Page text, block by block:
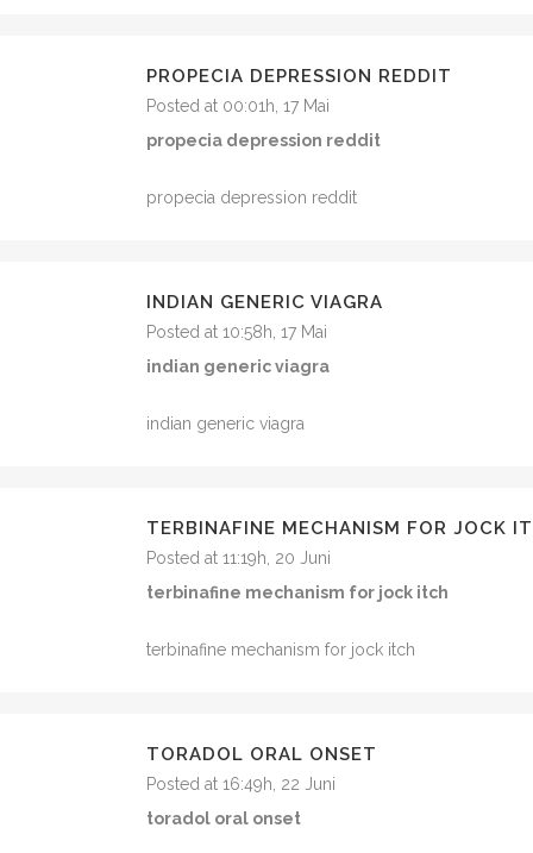
PROPECIA DEPRESSION REDDIT
Posted at 00:01h, 17 Mai
propecia depression reddit
propecia depression reddit
INDIAN GENERIC VIAGRA
Posted at 10:58h, 17 Mai
indian generic viagra
indian generic viagra
TERBINAFINE MECHANISM FOR JOCK
Posted at 11:19h, 20 Juni
terbinafine mechanism for jock itch
terbinafine mechanism for jock itch
TORADOL ORAL ONSET
Posted at 16:49h, 22 Juni
toradol oral onset